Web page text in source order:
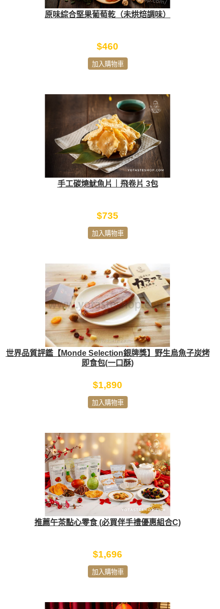
原味綜合堅果葡萄乾（未烘焙調味）
$460
加入購物車
手工碳燒魷魚片｜飛卷片 3包
$735
加入購物車
世界品質評鑑【Monde Selection銀牌獎】野生烏魚子炭烤
即食包(一口酥)
$1,890
加入購物車
推薦午茶點心零食 (必買伴手禮優惠組合C)
$1,696
加入購物車